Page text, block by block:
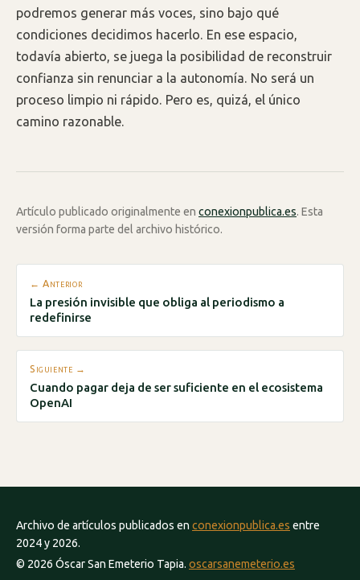
podremos generar más voces, sino bajo qué
condiciones decidimos hacerlo. En ese espacio,
todavía abierto, se juega la posibilidad de reconstruir
confianza sin renunciar a la autonomía. No será un
proceso limpio ni rápido. Pero es, quizá, el único
camino razonable.
Artículo publicado originalmente en conexionpublica.es. Esta
versión forma parte del archivo histórico.
← Anterior
La presión invisible que obliga al periodismo a
redefinirse
Siguiente →
Cuando pagar deja de ser suficiente en el ecosistema
OpenAI
Archivo de artículos publicados en conexionpublica.es entre
2024 y 2026.
© 2026 Óscar San Emeterio Tapia. oscarsanemeterio.es